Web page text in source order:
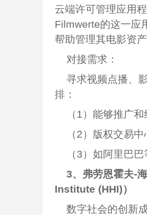
云端许可管理应用
Filmwerte的这一应
帮助管理其电影资
对接需求：
寻求视频点播、
排：
（1）能够推广
（2）版权交易中
（3）如阿里巴
3、弗劳恩霍夫-
Institute (HHI)）
数字社会的创新